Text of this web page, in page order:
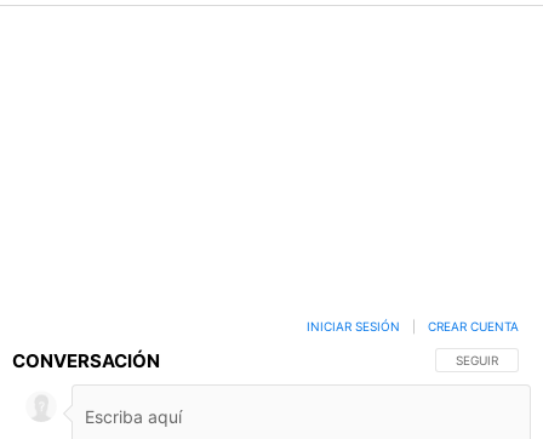
CONVERSACIÓN SIGA ESTA
SEGUIR
INICIAR SESIÓN CREAR CUENTA